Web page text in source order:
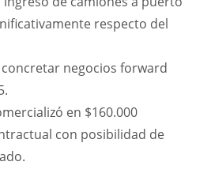
respecto del
negocios forward
en $160.000
con posibilidad de